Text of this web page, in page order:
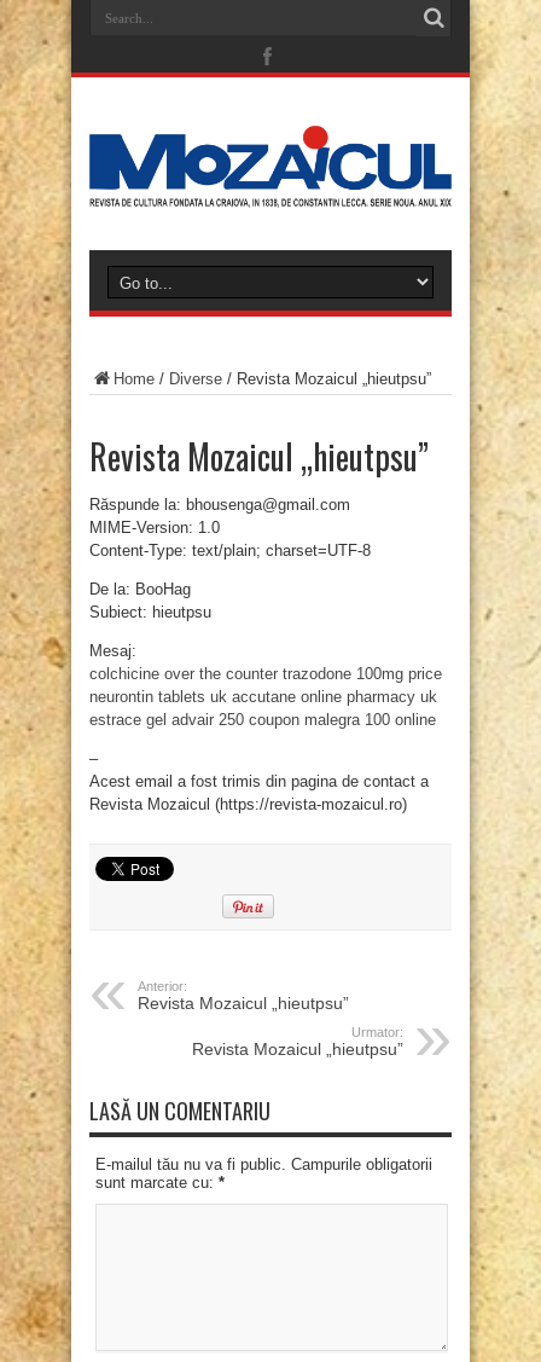
Home / Diverse / Revista Mozaicul „hieutpsu”
Revista Mozaicul „hieutpsu”
Răspunde la: bhousenga@gmail.com
MIME-Version: 1.0
Content-Type: text/plain; charset=UTF-8
De la: BooHag
Subiect: hieutpsu
Mesaj:
colchicine over the counter trazodone 100mg price
neurontin tablets uk accutane online pharmacy uk
estrace gel advair 250 coupon malegra 100 online
–
Acest email a fost trimis din pagina de contact a
Revista Mozaicul (https://revista-mozaicul.ro)
Anterior:
Revista Mozaicul „hieutpsu”
Urmator:
Revista Mozaicul „hieutpsu”
LASĂ UN COMENTARIU
E-mailul tău nu va fi public. Campurile obligatorii
sunt marcate cu: *